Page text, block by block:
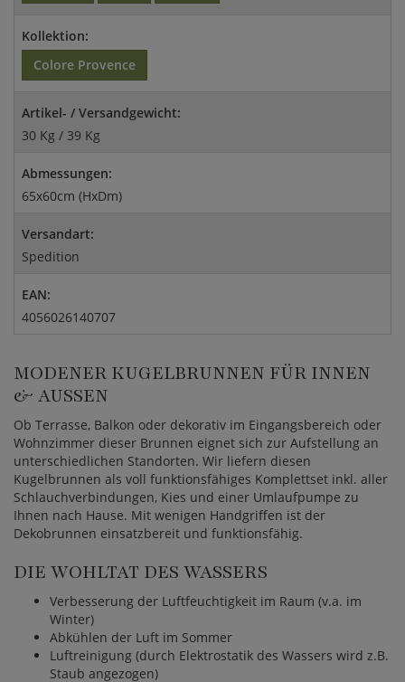
Kollektion:
Colore Provence
Artikel- / Versandgewicht:
30 Kg / 39 Kg
Abmessungen:
65x60cm (HxDm)
Versandart:
Spedition
EAN:
4056026140707
MODENER KUGELBRUNNEN FÜR INNEN
& AUSSEN
Ob Terrasse, Balkon oder dekorativ im Eingangsbereich oder
Wohnzimmer dieser Brunnen eignet sich zur Aufstellung an
unterschiedlichen Standorten. Wir liefern diesen
Kugelbrunnen als voll funktionsfähiges Komplettset inkl. aller
Schlauchverbindungen, Kies und einer Umlaufpumpe zu
Ihnen nach Hause. Mit wenigen Handgriffen ist der
Dekobrunnen einsatzbereit und funktionsfähig.
DIE WOHLTAT DES WASSERS
Verbesserung der Luftfeuchtigkeit im Raum (v.a. im
Winter)
Abkühlen der Luft im Sommer
Luftreinigung (durch Elektrostatik des Wassers wird z.B.
Staub angezogen)